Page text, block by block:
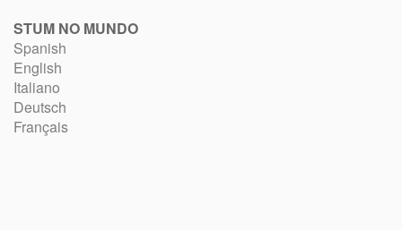
STUM NO MUNDO
Spanish
English
Italiano
Deutsch
Français